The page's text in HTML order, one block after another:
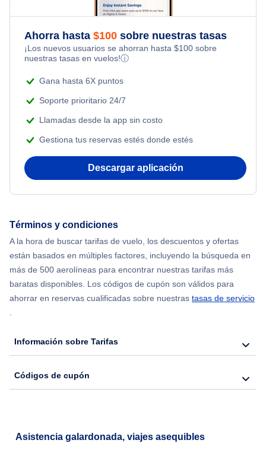
Clarksburg Vuelos
Ahorra hasta $100 sobre nuestras tasas
¡Los nuevos usuarios se ahorran hasta $100 sobre
nuestras tasas en vuelos!ⓘ
Gana hasta 6X puntos
Soporte prioritario 24/7
Llamadas desde la app sin costo
Gestiona tus reservas estés donde estés
Descargar aplicación
Términos y condiciones
A la hora de buscar tarifas de vuelo, los descuentos y ofertas
están basados en múltiples factores, incluyendo la búsqueda en
más de 500 aerolíneas para encontrar nuestras tarifas más
baratas disponibles. Los códigos de cupón son válidos para
ahorrar en reservas cualificadas sobre nuestras tasas de servicio
.
Información sobre Tarifas
Códigos de cupón
Asistencia galardonada, viajes asequibles